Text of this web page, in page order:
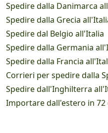
Spedire dalla Danimarca
Spedire dalla Grecia
Spedire dal Belgio all'Italia
Spedire dalla Germania
Spedire dalla Francia
Corrieri per spedire dalla
Spedire dall'Inghilterra
Importare dall'estero in 72